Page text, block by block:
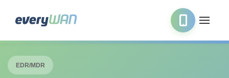
EDR/MDR